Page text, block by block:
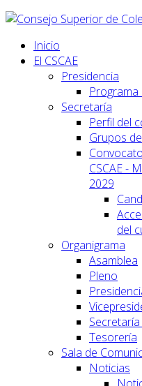
Inicio
El CSCAE
Presidencia
Secretaría
Perfil del
Grupos
CSCAE -
2029
del
Organigrama
Asamblea
Pleno
Tesorería
Sala de
Noticias